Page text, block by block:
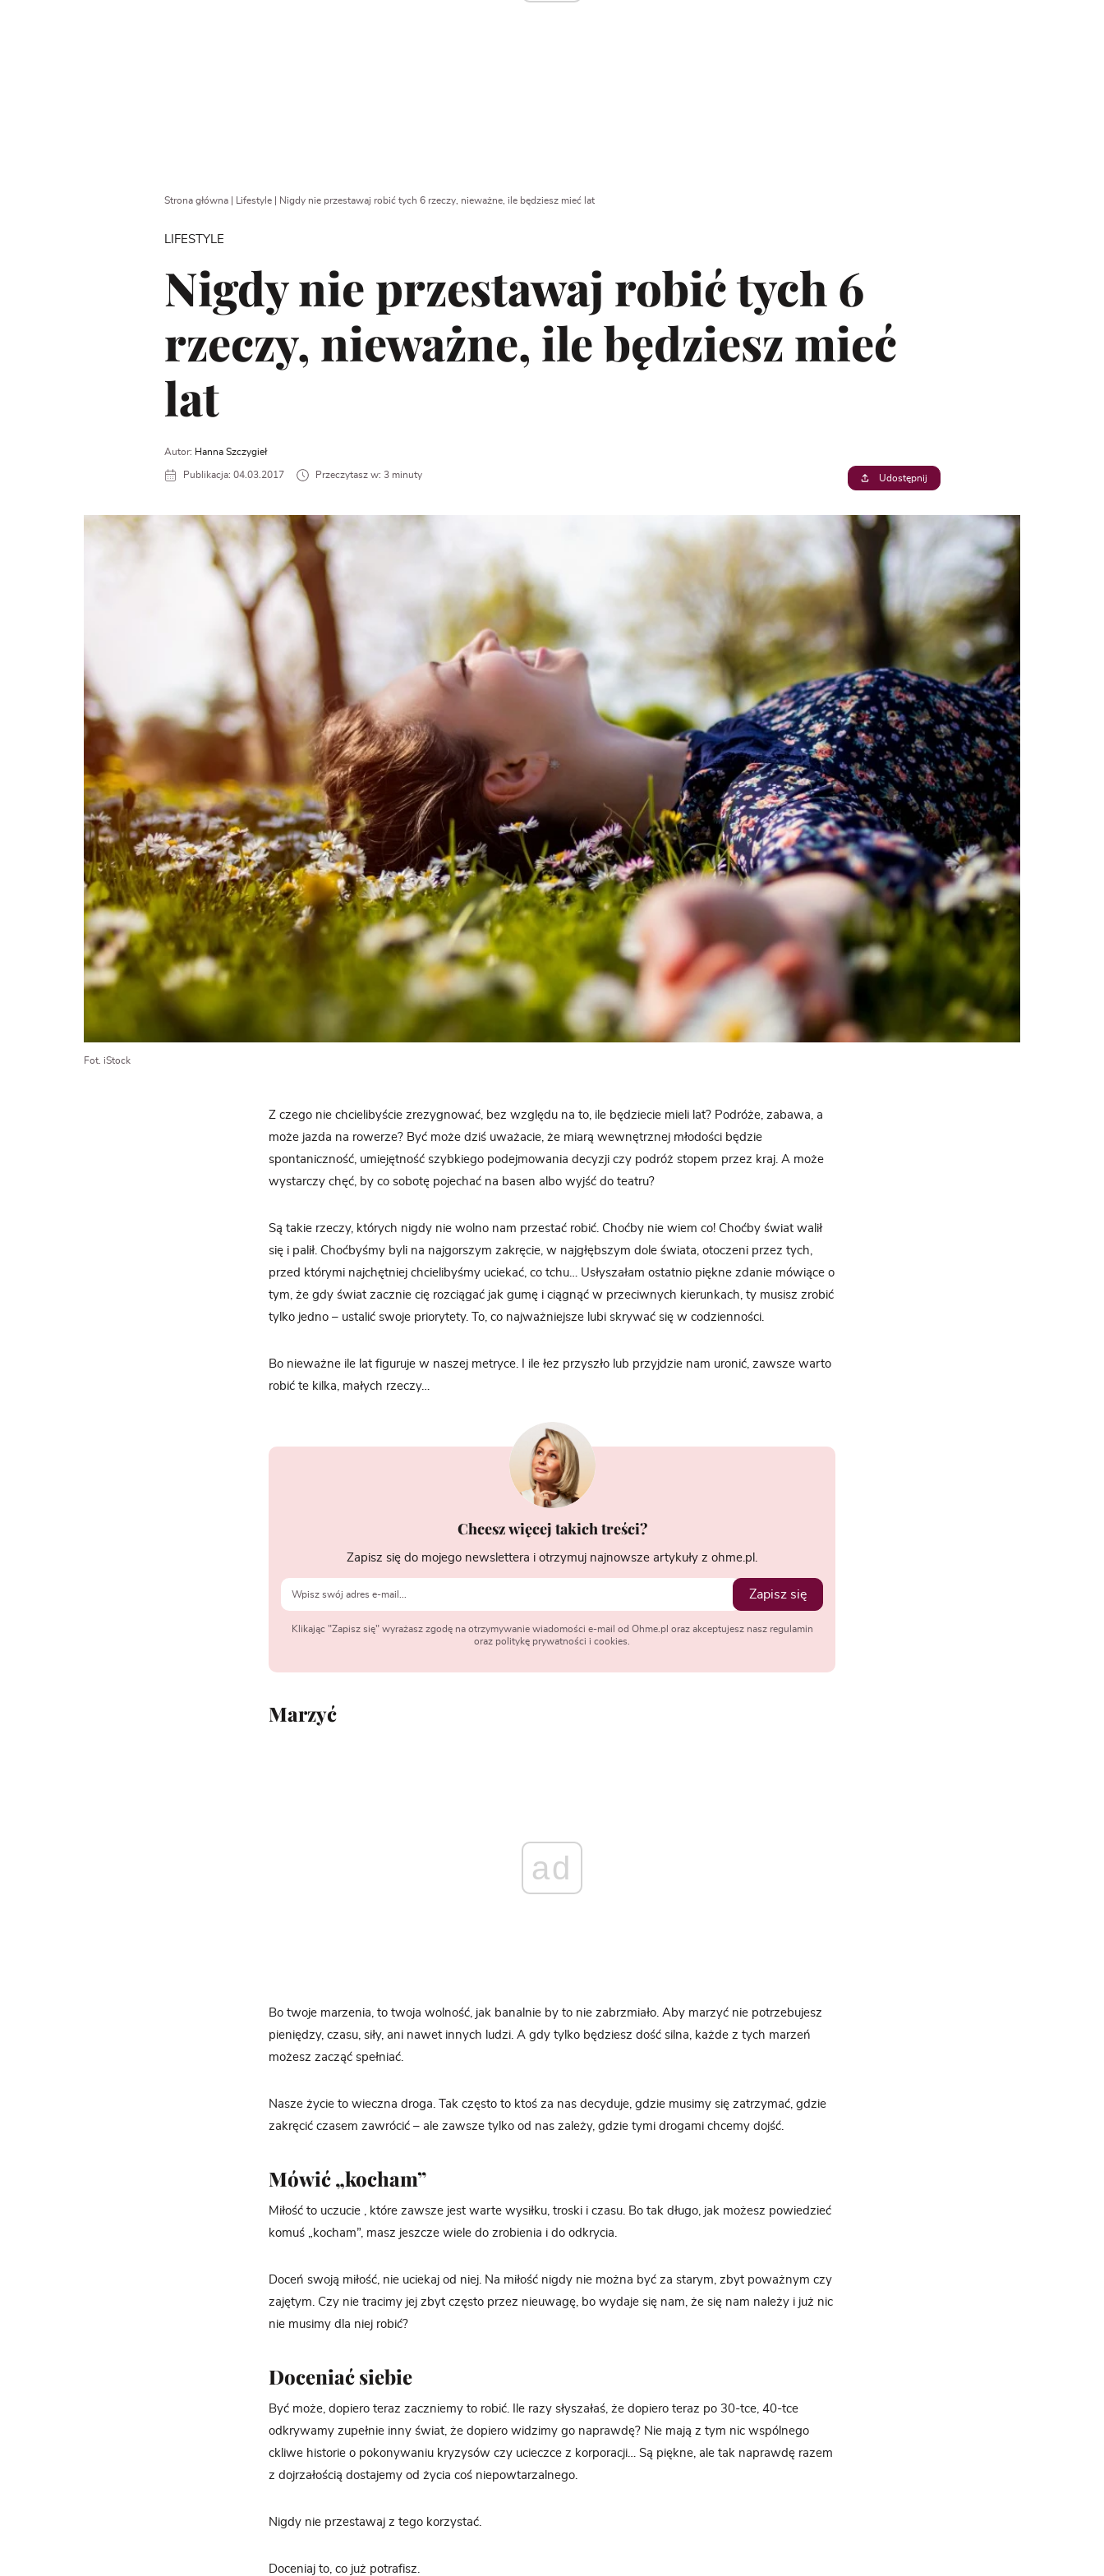
Strona główna| Lifestyle| Nigdy nie przestawaj robić tych 6 rzeczy, nieważne, ile będziesz mieć lat
LIFESTYLE
Nigdy nie przestawaj robić tych 6
rzeczy, nieważne, ile będziesz mieć
lat
Autor: Hanna Szczygieł
Publikacja: 04.03.2017 Przeczytasz w: 3 minuty Udostępnij
Fot. iStock
Z czego nie chcielibyście zrezygnować, bez względu na to, ile będziecie mieli lat? Podróże, zabawa, a
może jazda na rowerze? Być może dziś uważacie, że miarą wewnętrznej młodości będzie
spontaniczność, umiejętność szybkiego podejmowania decyzji czy podróż stopem przez kraj. A może
wystarczy chęć, by co sobotę pojechać na basen albo wyjść do teatru?
Są takie rzeczy, których nigdy nie wolno nam przestać robić. Choćby nie wiem co! Choćby świat walił
się i palił. Choćbyśmy byli na najgorszym zakręcie, w najgłębszym dole świata, otoczeni przez tych,
przed którymi najchętniej chcielibyśmy uciekać, co tchu… Usłyszałam ostatnio piękne zdanie mówiące o
tym, że gdy świat zacznie cię rozciągać jak gumę i ciągnąć w przeciwnych kierunkach, ty musisz zrobić
tylko jedno – ustalić swoje priorytety. To, co najważniejsze lubi skrywać się w codzienności.
Bo nieważne ile lat figuruje w naszej metryce. I ile łez przyszło lub przyjdzie nam uronić, zawsze warto
robić te kilka, małych rzeczy…
Chcesz więcej takich treści?
Zapisz się do mojego newslettera i otrzymuj najnowsze artykuły z ohme.pl.
Zapisz się
Klikając "Zapisz się" wyrażasz zgodę na otrzymywanie wiadomości e-mail od Ohme.pl oraz akceptujesz nasz regulamin
oraz politykę prywatności i cookies.
Marzyć
ad
Bo twoje marzenia, to twoja wolność, jak banalnie by to nie zabrzmiało. Aby marzyć nie potrzebujesz
pieniędzy, czasu, siły, ani nawet innych ludzi. A gdy tylko będziesz dość silna, każde z tych marzeń
możesz zacząć spełniać.
Nasze życie to wieczna droga. Tak często to ktoś za nas decyduje, gdzie musimy się zatrzymać, gdzie
zakręcić czasem zawrócić – ale zawsze tylko od nas zależy, gdzie tymi drogami chcemy dojść.
Mówić „kocham”
Miłość to uczucie , które zawsze jest warte wysiłku, troski i czasu. Bo tak długo, jak możesz powiedzieć
komuś „kocham”, masz jeszcze wiele do zrobienia i do odkrycia.
Doceń swoją miłość, nie uciekaj od niej. Na miłość nigdy nie można być za starym, zbyt poważnym czy
zajętym. Czy nie tracimy jej zbyt często przez nieuwagę, bo wydaje się nam, że się nam należy i już nic
nie musimy dla niej robić?
Doceniać siebie
Być może, dopiero teraz zaczniemy to robić. Ile razy słyszałaś, że dopiero teraz po 30-tce, 40-tce
odkrywamy zupełnie inny świat, że dopiero widzimy go naprawdę? Nie mają z tym nic wspólnego
ckliwe historie o pokonywaniu kryzysów czy ucieczce z korporacji… Są piękne, ale tak naprawdę razem
z dojrzałością dostajemy od życia coś niepowtarzalnego.
Nigdy nie przestawaj z tego korzystać.
Doceniaj to, co już potrafisz.